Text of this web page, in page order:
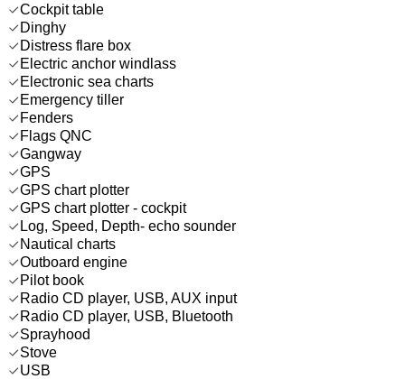
Cockpit table
Dinghy
Distress flare box
Electric anchor windlass
Electronic sea charts
Emergency tiller
Fenders
Flags QNC
Gangway
GPS
GPS chart plotter
GPS chart plotter - cockpit
Log, Speed, Depth- echo sounder
Nautical charts
Outboard engine
Pilot book
Radio CD player, USB, AUX input
Radio CD player, USB, Bluetooth
Sprayhood
Stove
USB